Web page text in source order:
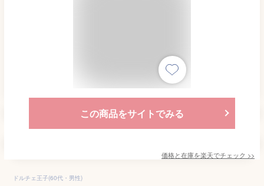
この商品をサイトでみる
価格と在庫を楽天でチェック >>
ドルチェ王子(60代・男性)